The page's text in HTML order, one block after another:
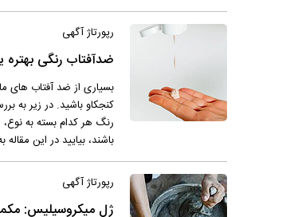
رپورتاژ آگهی
ضدآفتاب رنگی بهتره
بسیاری از ضد آفتاب های
کنجکاو باشید. در زیر به
رنگ هر کدام بسته به
باشند، بیایید در این
رپورتاژ آگهی
ژل میکروسیلیس: